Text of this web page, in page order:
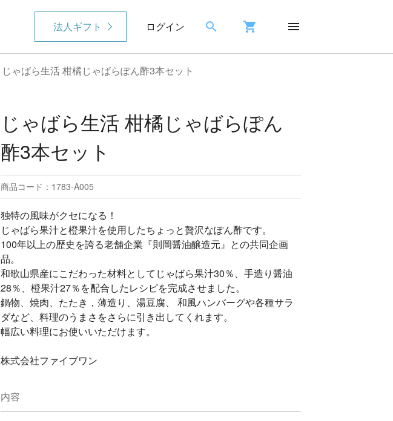
法人ギフト ログイン
じゃばら生活 柑橘じゃばらぽん酢3本セット
じゃばら生活 柑橘じゃばらぽん
酢3本セット
商品コード：1783-A005
独特の風味がクセになる！
じゃばら果汁と橙果汁を使用したちょっと贅沢なぽん酢です。
100年以上の歴史を誇る老舗企業『則岡醤油醸造元』との共同企画
品。
和歌山県産にこだわった材料としてじゃばら果汁30％、手造り醤油
28％、橙果汁27％を配合したレシピを完成させました。
鍋物、焼肉、たたき，薄造り、湯豆腐、 和風ハンバーグや各種サラ
ダなど、料理のうまさをさらに引き出してくれます。
幅広い料理にお使いいただけます。
株式会社ファイブワン
内容